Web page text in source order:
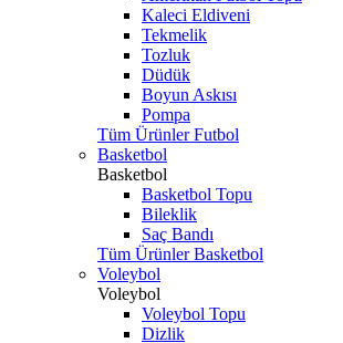
Kaleci Eldiveni
Tekmelik
Tozluk
Düdük
Boyun Askısı
Pompa
Tüm Ürünler Futbol
Basketbol
Basketbol
Basketbol Topu
Bileklik
Saç Bandı
Tüm Ürünler Basketbol
Voleybol
Voleybol
Voleybol Topu
Dizlik